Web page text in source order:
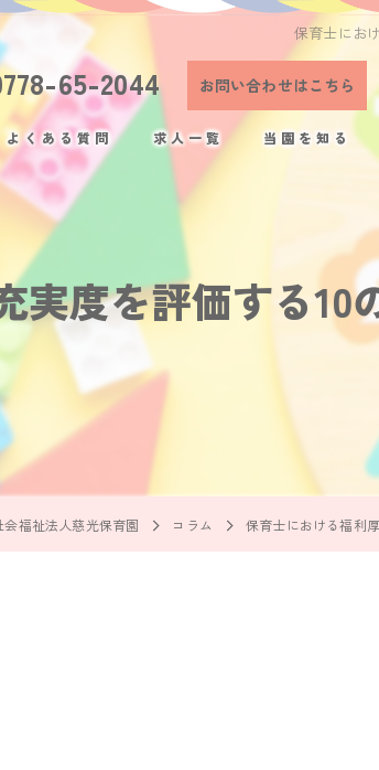
保育士にお
65-2044 お問い合わせはこちら
よくある質問 求人一覧 当園を知る
残業少なめ
完全週休2日制
実度を評価する10
福祉法人慈光保育園 コラム 保育士における福利